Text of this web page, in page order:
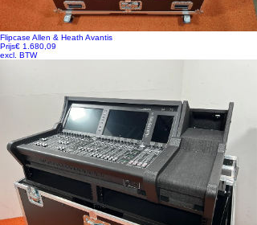
Flipcase Allen & Heath Avantis
Prijs€ 1.680,09
excl. BTW